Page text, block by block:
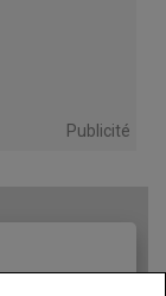
Publicité